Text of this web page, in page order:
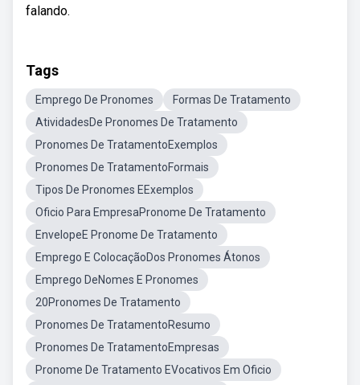
falando.
Tags
Emprego De Pronomes
Formas De Tratamento
AtividadesDe Pronomes De Tratamento
Pronomes De TratamentoExemplos
Pronomes De TratamentoFormais
Tipos De Pronomes EExemplos
Oficio Para EmpresaPronome De Tratamento
EnvelopeE Pronome De Tratamento
Emprego E ColocaçãoDos Pronomes Átonos
Emprego DeNomes E Pronomes
20Pronomes De Tratamento
Pronomes De TratamentoResumo
Pronomes De TratamentoEmpresas
Pronome De Tratamento EVocativos Em Oficio